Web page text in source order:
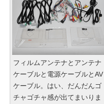
フィルムアンテナとアンテナ
ケーブルと電源ケーブルとAV
ケーブル。はい、だんだんゴ
チャゴチャ感が出てまいりま